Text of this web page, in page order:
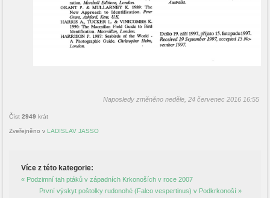
Naposledy změněno neděle, 24 červenec 2016 16:55
Číst 2949 krát
Zveřejněno v LADISLAV JASSO
Více z této kategorie:
« Podzimní tah ptáků v západních Krkonoších v roce 2007
První výskyt poštolky rudonohé (Falco vespertinus) v Podkrkonoší »